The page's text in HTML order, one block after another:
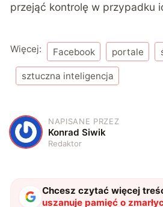
przejąć kontrolę w przypadku
Więcej: Facebook portale
sztuczna inteligencja
K
NAPISANE PRZEZ
Konrad Siwik
Redaktor
Chcesz czytać więcej
uszanuje pamięć o